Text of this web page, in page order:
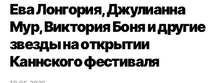
Ева Лонгория, Джулианна
Мур, Виктория Боня и другие
звезды на открытии
Каннского фестиваля